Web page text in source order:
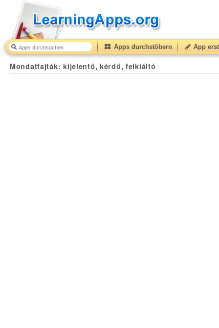
Apps durchstöbern App
Mondatfajták: kijelentő, kérdő, felkiáltó